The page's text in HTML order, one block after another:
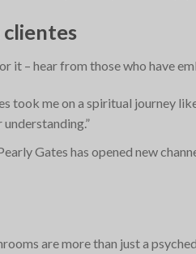
clientes
it – hear from those who have
took me on a spiritual journey
Gates has opened new
are more than just a